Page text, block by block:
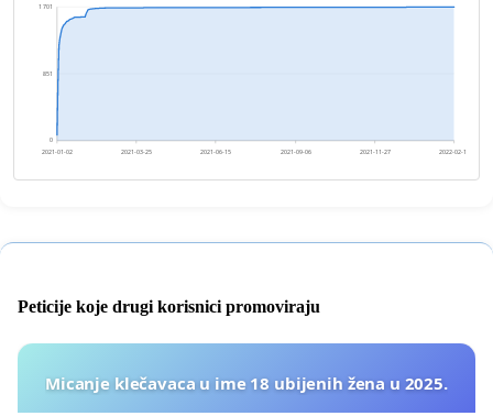
0
851
1 701
2021-01-02 2021-03-25 2021-06-15 2021-09-06 2021-11-27 2022-02-17
Peticije koje drugi korisnici promoviraju
Micanje klečavaca u ime 18 ubijenih žena u 2025.